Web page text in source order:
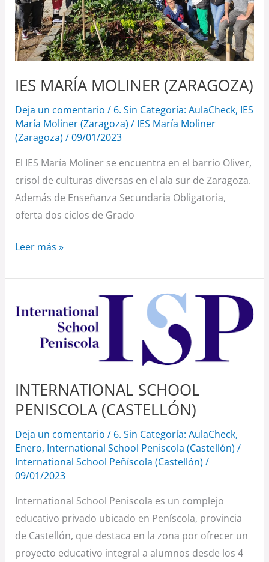
IES MARÍA MOLINER (ZARAGOZA)
Deja un comentario / 6. Sin Categoría: AulaCheck, IES
María Moliner (Zaragoza) / IES María Moliner
(Zaragoza) /09/01/2023
El IES María Moliner se encuentra en el barrio Oliver,
crisol de culturas diversas en el ala sur de Zaragoza.
Además de Enseñanza Secundaria Obligatoria,
oferta dos ciclos de Grado
Leer más »
INTERNATIONAL SCHOOL
PENISCOLA (CASTELLÓN)
Deja un comentario / 6. Sin Categoría: AulaCheck,
Enero, International School Peniscola (Castellón) /
International School Peñíscola (Castellón) /
09/01/2023
International School Peniscola es un complejo
educativo privado ubicado en Peníscola, provincia
de Castellón, que destaca en la zona por ofrecer un
proyecto educativo integral a alumnos desde los 4
SCHOOL
PENISCOLA